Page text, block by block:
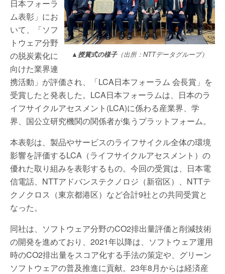
▲授賞式の様子（出所：NTTデータグループ）
日本フォーラ
ム表彰」にお
いて、「ソフ
トウェア分野
の脱炭素化に
向けた業界連
携活動」が評価され、「LCA日本フォーラム 会長賞」を
受賞したと発表した。LCA日本フォーラムは、日本のラ
イフサイクルアセスメント(LCA)に係わる産業界、学
界、国公立研究機関の関係者が集うプラットフォーム。
本表彰は、製品やサービスのライフサイクル全体の環境
影響を評価するLCA（ライフサイクルアセスメント）の
優れた取り組みを表彰するもの。今回の受賞は、日本電
信電話、NTTアドバンステクノロジ（新宿区）、NTTテ
クノクロス（東京都港区）など合計9社との共同受賞と
なった。
同社は、ソフトウェア分野のCO2排出量評価と削減技術
の開発を進めており、2021年以降は、ソフトウェア運用
時のCO2排出量をスコア化する手法の策定や、グリーン
ソフトウェアの普及推進に貢献。23年8月からは経済産